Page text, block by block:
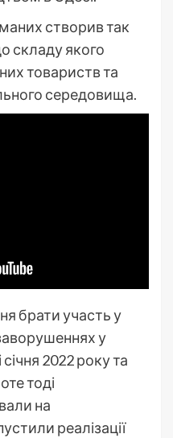
створив так
складу якого
товариств та
середовища.
брати участь у
у
2022 року та
тоді
на
реалізації